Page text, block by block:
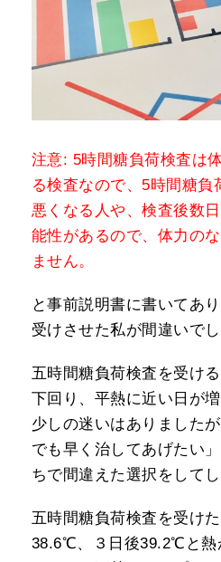
注意: 5時間糖負荷検査は
る検査なので、5時間糖負
悪くなる人や、検査後数
能性があるので、体力の
ません。
と事前説明書に書いてあ
受けさせた私が間違いでし
五時間糖負荷検査を受け
下回り、平熱に近い日が
少しの迷いはありました
でも早く治してあげたい
ちで間違えた選択をしてし
五時間糖負荷検査を受け
38.6℃、３日後39.2℃と熱